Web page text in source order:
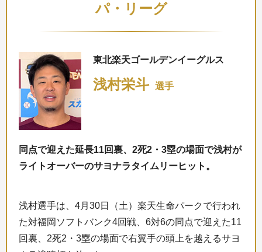
パ・リーグ
東北楽天ゴールデンイーグルス
浅村栄斗 選手
同点で迎えた延長11回裏、2死2・3塁の場面で浅村が
ライトオーバーのサヨナラタイムリーヒット。
浅村選手は、4月30日（土）楽天生命パークで行われ
た対福岡ソフトバンク4回戦、6対6の同点で迎えた11
回裏、2死2・3塁の場面で右翼手の頭上を越えるサヨ